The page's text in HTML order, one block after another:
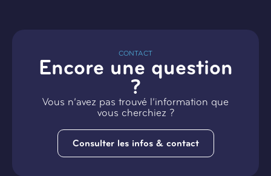
CONTACT
Encore une question
?
Vous n’avez pas trouvé l’information que
vous cherchiez ?
Consulter les infos & contact